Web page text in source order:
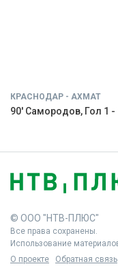
КРАСНОДАР - АХМАТ
90' Самородов, Гол 1 -
© ООО "НТВ-ПЛЮС"
Все права сохранены.
Использование
О проекте
Обратная связь